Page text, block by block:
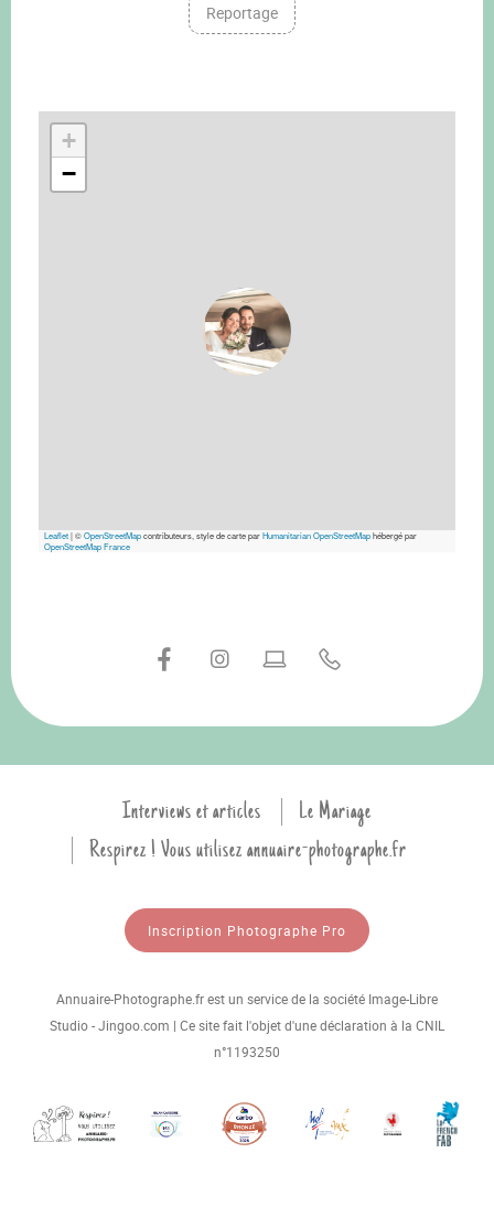
Reportage
+
−
Leaflet|©OpenStreetMapcontributeurs, style de carte parHumanitarian OpenStreetMaphébergé par
OpenStreetMap France
Interviews et articles
Le Mariage
Respirez ! Vous utilisez annuaire-photographe.fr
Inscription Photographe Pro
Annuaire-Photographe.fr est un service de la société Image-Libre
Studio - Jingoo.com | Ce site fait l'objet d'une déclaration à la CNIL
n°1193250